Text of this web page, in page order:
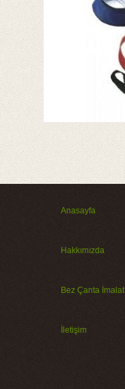
Anasayfa
Hakkımızda
Bez Çanta İmalat
İletişim